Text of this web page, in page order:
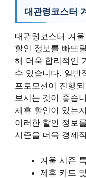
대관령코스터
대관령코스터 겨
할인 정보를 빠뜨
해 더욱 합리적인
수 있습니다. 일반
프로모션이 진행
보시는 것이 좋습
제휴 할인이 있는
이러한 할인 정보
시즌을 더욱 경제
겨울 시즌
제휴 카드